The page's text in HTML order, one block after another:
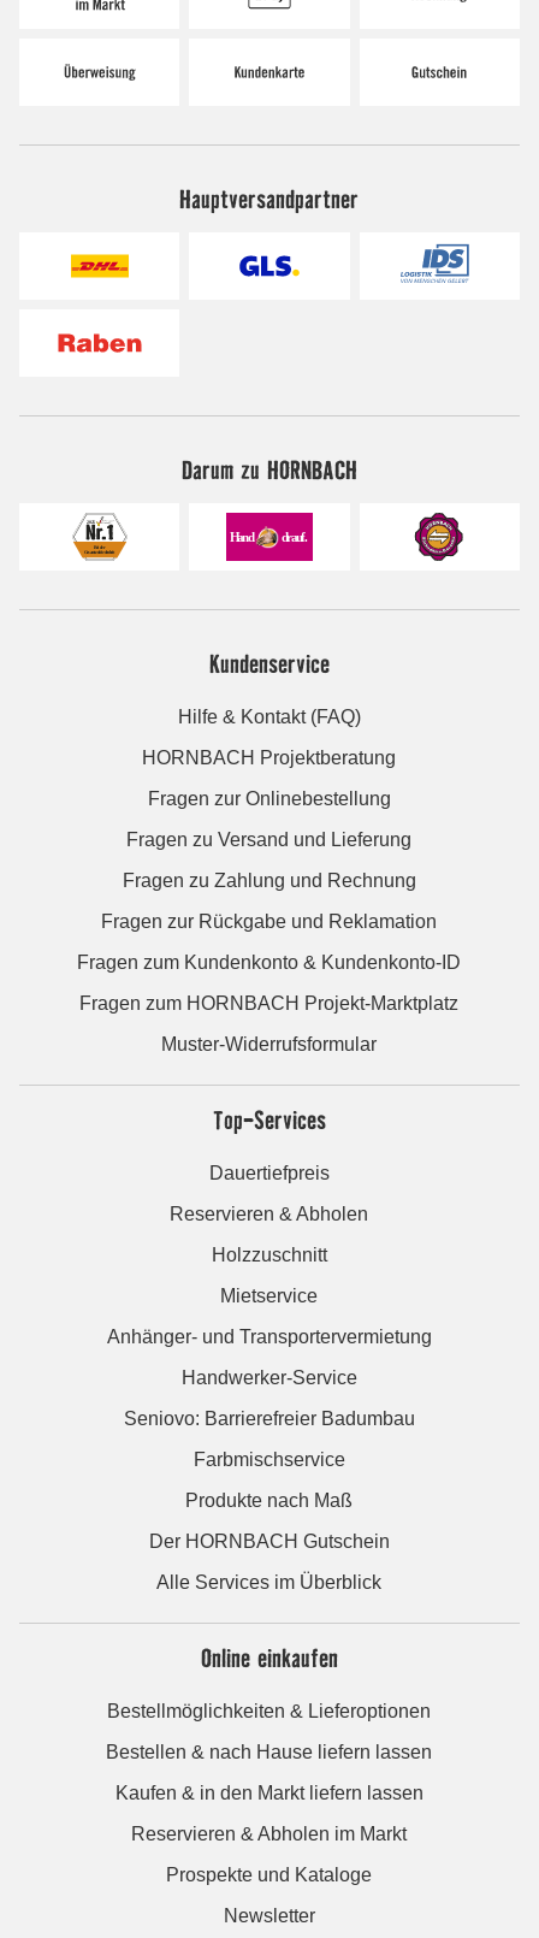
Hauptversandpartner
Darum zu HORNBACH
Kundenservice
Hilfe & Kontakt (FAQ)
HORNBACH Projektberatung
Fragen zur Onlinebestellung
Fragen zu Versand und Lieferung
Fragen zu Zahlung und Rechnung
Fragen zur Rückgabe und Reklamation
Fragen zum Kundenkonto & Kundenkonto-ID
Fragen zum HORNBACH Projekt-Marktplatz
Muster-Widerrufsformular
Top-Services
Dauertiefpreis
Reservieren & Abholen
Holzzuschnitt
Mietservice
Anhänger- und Transportervermietung
Handwerker-Service
Seniovo: Barrierefreier Badumbau
Farbmischservice
Produkte nach Maß
Der HORNBACH Gutschein
Alle Services im Überblick
Online einkaufen
Bestellmöglichkeiten & Lieferoptionen
Bestellen & nach Hause liefern lassen
Kaufen & in den Markt liefern lassen
Reservieren & Abholen im Markt
Prospekte und Kataloge
Newsletter